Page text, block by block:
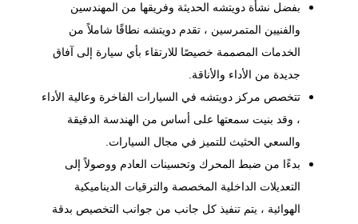
بفضل نشأة دويتشه الحديثة وفريقها من المهندسين
والفنيين المتمرسين ، تقدم دويتشه نطاقًا شاملاً من
الخدمات المصممة خصيصًا للارتقاء بأي سيارة إلى آفاق
جديدة من الأداء والأناقة.
تتخصص مركز دويتشه في السيارات الفاخرة وعالية الأداء
، وقد بنيت سمعتها على أساس من الهندسة الدقيقة
والسعي الحثيث للتميز في مجال السيارات.
بدءًا من ضبط المحرك وتحسينات العادم ووصولاً إلى
التعديلات الداخلية المخصصة والترقيات الديناميكية
الهوائية ، يتم تنفيذ كل جانب من جوانب التخصيص بدقة